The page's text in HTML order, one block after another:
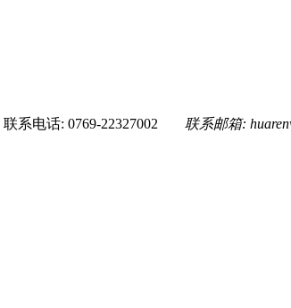
联系电话: 0769-22327002 联系邮箱: